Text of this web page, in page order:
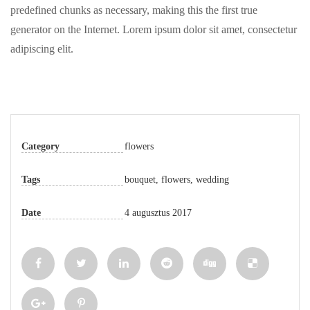
predefined chunks as necessary, making this the first true
generator on the Internet. Lorem ipsum dolor sit amet, consectetur
adipiscing elit.
Category flowers
Tags bouquet, flowers, wedding
Date 4 augusztus 2017